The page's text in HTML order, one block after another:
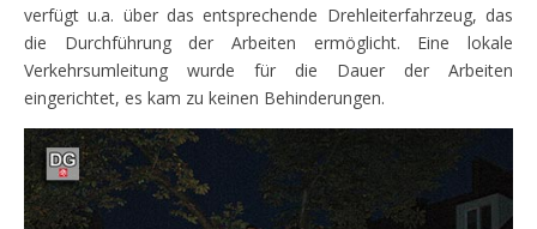
verfügt u.a. über das entsprechende Drehleiterfahrzeug, das
die Durchführung der Arbeiten ermöglicht. Eine lokale
Verkehrsumleitung wurde für die Dauer der Arbeiten
eingerichtet, es kam zu keinen Behinderungen.